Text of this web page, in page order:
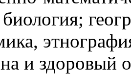
и здоровый